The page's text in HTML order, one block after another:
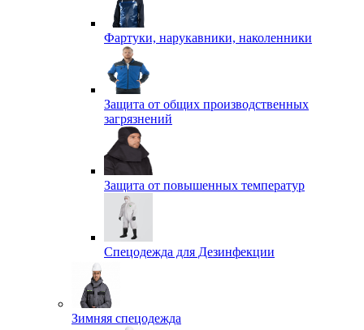
Фартуки, нарукавники, наколенники
Защита от общих производственных
загрязнений
Защита от повышенных температур
Спецодежда для Дезинфекции
Зимняя спецодежда